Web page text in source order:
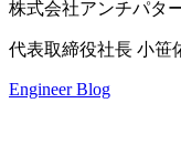
株式会社アンチパタ
代表取締役社長 小笹
Engineer Blog